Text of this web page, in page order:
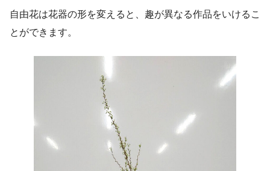
自由花は花器の形を変えると、趣が異なる作品をいけるこ
とができます。